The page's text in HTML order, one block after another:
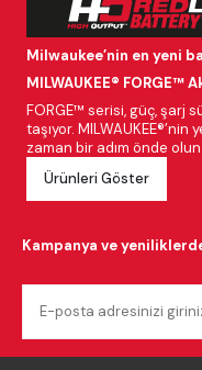
Milwaukee’nin en yeni
MILWAUKEE® FORGE™
FORGE™ serisi, güç, şarj
taşıyor.
zaman bir adım önde olun.
Ürünleri Göster
Kampanya ve